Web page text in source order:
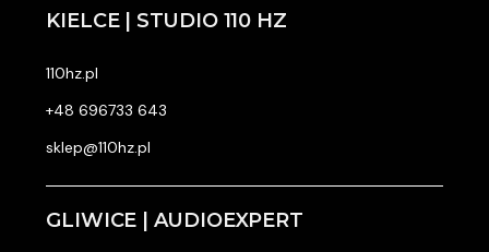
KIELCE | STUDIO 110 HZ
110hz.pl
+48 696733 643
sklep@110hz.pl
GLIWICE | AUDIOEXPERT